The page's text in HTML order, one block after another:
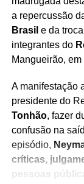
a repercussão
Brasil e da
integrantes do
Mangueirão, em
A manifestação
presidente do
Tonhão, fazer
confusão na
episódio,
críticas,
pessoas